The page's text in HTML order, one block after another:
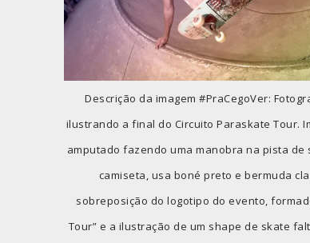
Descrição da imagem #PraCegoVer:
ilustrando a final do Circuito Paraskate Tour.
amputado fazendo uma manobra na pista de
camiseta, usa boné preto e bermuda
sobreposição do logotipo do evento,
Tour” e a ilustração de um shape de skate